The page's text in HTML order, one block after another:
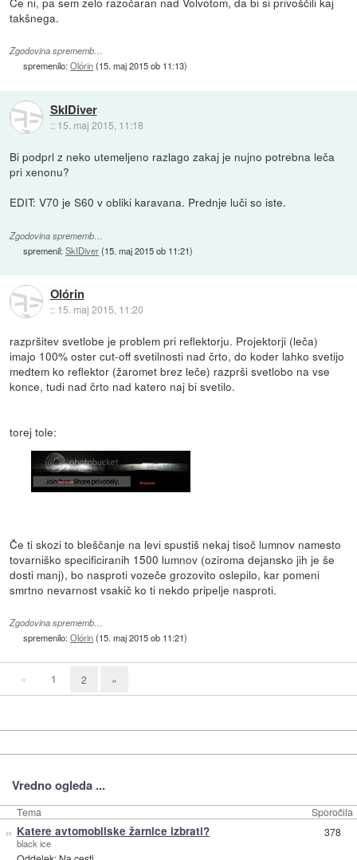
takšnega.
Zgodovina sprememb…
spremenilo:Olórin(15. maj 2015 ob 11:13)
SkIDiver
:: 15. maj 2015, 11:18
Bi podprl z neko utemeljeno razlago zakaj je nujno potrebna leča
pri xenonu?
EDIT: V70 je S60 v obliki karavana. Prednje luči so iste.
Zgodovina sprememb…
spremenil:SkIDiver(15. maj 2015 ob 11:21)
Olórin
:: 15. maj 2015, 11:20
razpršitev svetlobe je problem pri reflektorju. Projektorji (leča)
imajo 100% oster cut-off svetilnosti nad črto, do koder lahko svetijo
medtem ko reflektor (žaromet brez leče) razprši svetlobo na vse
konce, tudi nad črto nad katero naj bi svetilo.
torej tole:
Če ti skozi to bleščanje na levi spustiš nekaj tisoč lumnov namesto
tovarniško specificiranih 1500 lumnov (oziroma dejansko jih je še
dosti manj), bo nasproti vozeče grozovito oslepilo, kar pomeni
smrtno nevarnost vsakič ko ti nekdo pripelje nasproti.
Zgodovina sprememb…
spremenilo:Olórin(15. maj 2015 ob 11:21)
« 1 2 »
Vredno ogleda ...
Tema Sporočila
» Katere avtomobilske žarnice izbrati?
black ice
378